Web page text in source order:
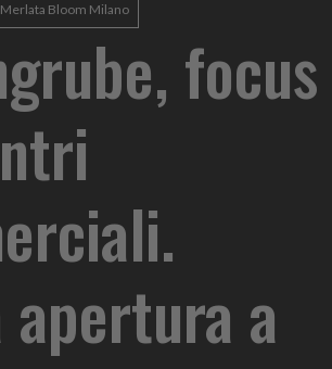
Merlata Bloom Milano
focus
apertura a